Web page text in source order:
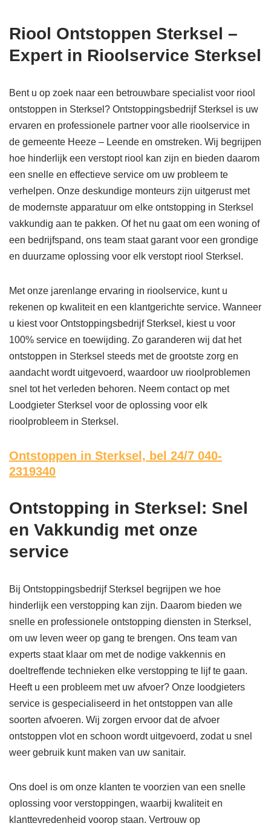
Riool Ontstoppen Sterksel –
Expert in Rioolservice Sterksel
Bent u op zoek naar een betrouwbare specialist voor riool
ontstoppen in Sterksel? Ontstoppingsbedrijf Sterksel is uw
ervaren en professionele partner voor alle rioolservice in
de gemeente Heeze – Leende en omstreken. Wij begrijpen
hoe hinderlijk een verstopt riool kan zijn en bieden daarom
een snelle en effectieve service om uw probleem te
verhelpen. Onze deskundige monteurs zijn uitgerust met
de modernste apparatuur om elke ontstopping in Sterksel
vakkundig aan te pakken. Of het nu gaat om een woning of
een bedrijfspand, ons team staat garant voor een grondige
en duurzame oplossing voor elk verstopt riool Sterksel.
Met onze jarenlange ervaring in rioolservice, kunt u
rekenen op kwaliteit en een klantgerichte service. Wanneer
u kiest voor Ontstoppingsbedrijf Sterksel, kiest u voor
100% service en toewijding. Zo garanderen wij dat het
ontstoppen in Sterksel steeds met de grootste zorg en
aandacht wordt uitgevoerd, waardoor uw rioolproblemen
snel tot het verleden behoren. Neem contact op met
Loodgieter Sterksel voor de oplossing voor elk
rioolprobleem in Sterksel.
Ontstoppen in Sterksel, bel 24/7 040-
2319340
Ontstopping in Sterksel: Snel
en Vakkundig met onze
service
Bij Ontstoppingsbedrijf Sterksel begrijpen we hoe
hinderlijk een verstopping kan zijn. Daarom bieden we
snelle en professionele ontstopping diensten in Sterksel,
om uw leven weer op gang te brengen. Ons team van
experts staat klaar om met de nodige vakkennis en
doeltreffende technieken elke verstopping te lijf te gaan.
Heeft u een probleem met uw afvoer? Onze loodgieters
service is gespecialiseerd in het ontstoppen van alle
soorten afvoeren. Wij zorgen ervoor dat de afvoer
ontstoppen vlot en schoon wordt uitgevoerd, zodat u snel
weer gebruik kunt maken van uw sanitair.
Ons doel is om onze klanten te voorzien van een snelle
oplossing voor verstoppingen, waarbij kwaliteit en
klanttevredenheid voorop staan. Vertrouw op